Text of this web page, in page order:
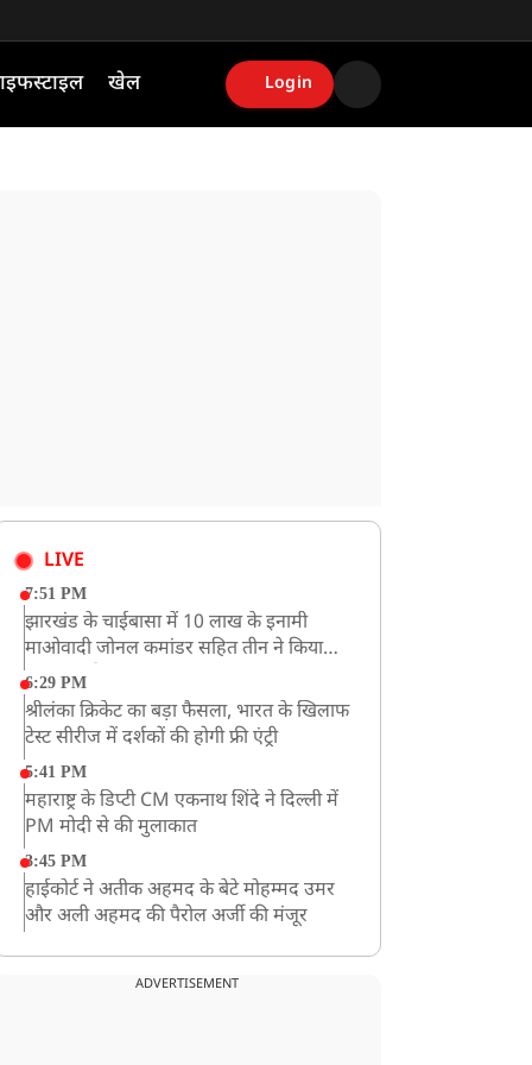
खेल Login
LIVE
7:51 PM
झारखंड के चाईबासा में 10 लाख के इनामी
माओवादी जोनल कमांडर सहित तीन ने किया
आत्मसमर्पण
6:29 PM
श्रीलंका क्रिकेट का बड़ा फैसला, भारत के खिलाफ
टेस्ट सीरीज में दर्शकों की होगी फ्री एंट्री
5:41 PM
महाराष्ट्र के डिप्टी CM एकनाथ शिंदे ने दिल्ली में
PM मोदी से की मुलाकात
3:45 PM
हाईकोर्ट ने अतीक अहमद के बेटे मोहम्मद उमर
और अली अहमद की पैरोल अर्जी की मंजूर
CM योगी का सपा पर हमला, कहा- वोट बैंक की
ADVERTISEMENT